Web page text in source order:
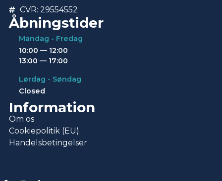
CVR: 29554552
Åbningstider
Mandag - Fredag
10:00 — 12:00
13:00 — 17:00
Lørdag - Søndag
Closed
Information
Om os
Cookiepolitik (EU)
Handelsbetingelser